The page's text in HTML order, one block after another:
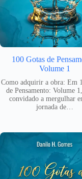
100 Gotas de
Volume 1
Como adquirir a obra: Em
de Pensamento: Volume
convidado a mergulhar
jornada de…